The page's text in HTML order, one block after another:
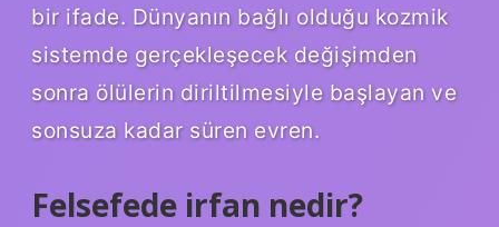
bir ifade. Dünyanın bağlı olduğu kozmik
sistemde gerçekleşecek değişimden
sonra ölülerin diriltilmesiyle başlayan ve
sonsuza kadar süren evren.
Felsefede irfan nedir?